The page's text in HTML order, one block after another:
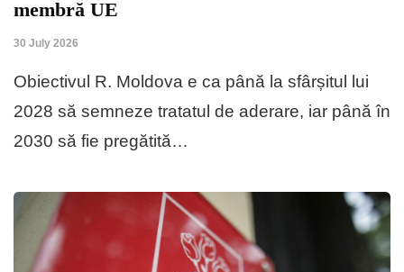
membră UE
30 July 2026
Obiectivul R. Moldova e ca până la sfârșitul lui
2028 să semneze tratatul de aderare, iar până în
2030 să fie pregătită…